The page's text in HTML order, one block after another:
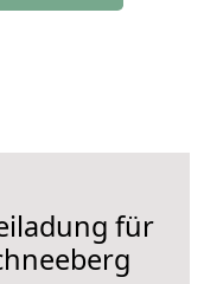
für